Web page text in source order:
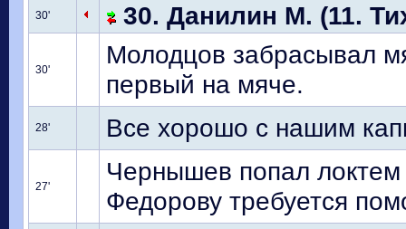
30' 30. Данилин М. (11.
30'
Молодцов забрасывал
первый на мяче.
28' Все хорошо с нашим
27'
Чернышев попал локтем
Федорову требуется